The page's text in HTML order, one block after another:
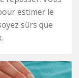
estimer le
sûrs que